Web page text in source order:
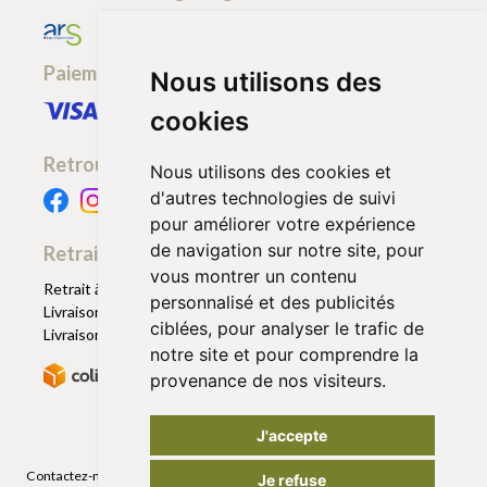
Nous utilisons des
cookies
Nous utilisons des cookies et
d'autres technologies de suivi
pour améliorer votre expérience
de navigation sur notre site, pour
vous montrer un contenu
personnalisé et des publicités
ciblées, pour analyser le trafic de
notre site et pour comprendre la
provenance de nos visiteurs.
J'accepte
Je refuse
Paiement sécurisé
Retrouvez-nous
Retrait - Livraison
Retrait à la pharmacie - Click & Collect
Livraison en Point Relais
Livraison à domicile
Contactez-nous | Déclarer un effet indésirable